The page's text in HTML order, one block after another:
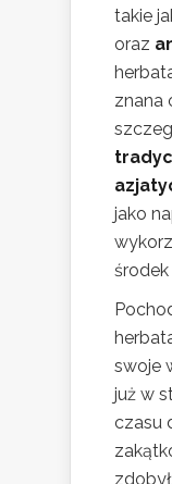
takie
oraz
znana
jako
swoje
już w
czasu